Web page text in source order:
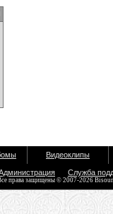
Видеоклипы
Служба
права защищены © 2007-2026